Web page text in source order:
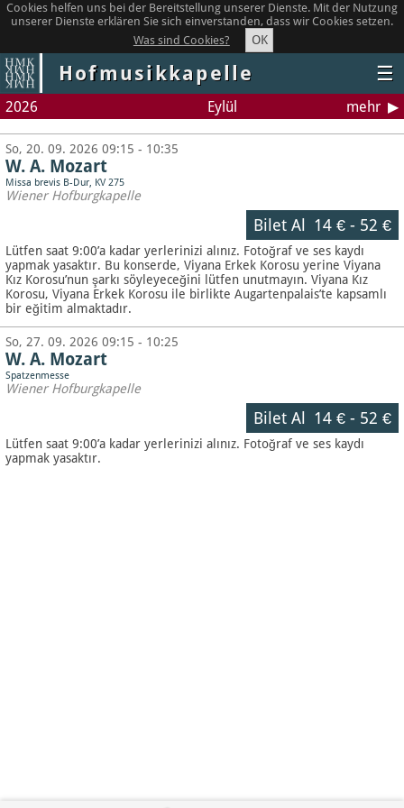
Cookies helfen uns bei der Bereitstellung unserer Dienste. Mit der Nutzung
unserer Dienste erklären Sie sich einverstanden, dass wir Cookies setzen.
Was sind Cookies?
OK
Hofmusikkapelle ☰
2026 Eylül mehr
So, 20. 09. 2026 09:15 - 10:35
W. A. Mozart
Missa brevis B-Dur, KV 275
Wiener Hofburgkapelle
Bilet Al 14 €- 52 €
Lütfen saat 9:00’a kadar yerlerinizi alınız. Fotoğraf ve ses kaydı
yapmak yasaktır. Bu konserde, Viyana Erkek Korosu yerine Viyana
Kız Korosu’nun şarkı söyleyeceğini lütfen unutmayın. Viyana Kız
Korosu, Viyana Erkek Korosu ile birlikte Augartenpalais’te kapsamlı
bir eğitim almaktadır.
So, 27. 09. 2026 09:15 - 10:25
W. A. Mozart
Spatzenmesse
Wiener Hofburgkapelle
Bilet Al 14 €- 52 €
Lütfen saat 9:00’a kadar yerlerinizi alınız. Fotoğraf ve ses kaydı
yapmak yasaktır.